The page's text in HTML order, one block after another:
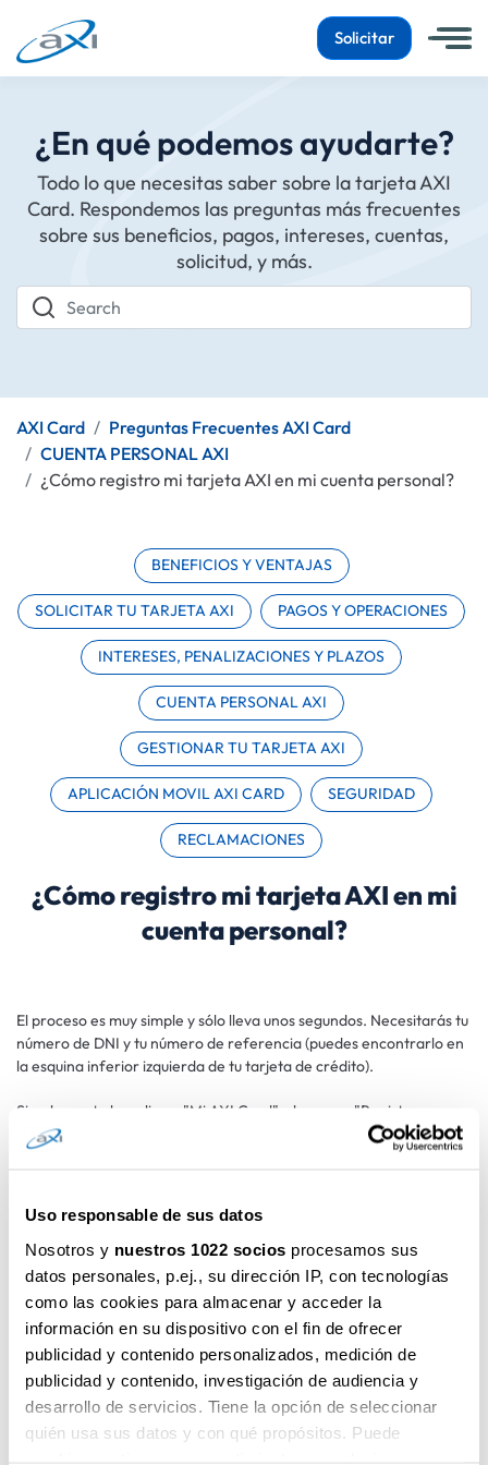
Uso responsable de sus datos
Nosotros y nuestros 1022 socios procesamos sus
datos personales, p.ej., su dirección IP, con tecnologías
como las cookies para almacenar y acceder la
información en su dispositivo con el fin de ofrecer
publicidad y contenido personalizados, medición de
publicidad y contenido, investigación de audiencia y
desarrollo de servicios. Tiene la opción de seleccionar
quién usa sus datos y con qué propósitos. Puede
Solicitar
¿En qué podemos ayudarte?
Todo lo que necesitas saber sobre la tarjeta AXI
Card. Respondemos las preguntas más frecuentes
sobre sus beneficios, pagos, intereses, cuentas,
solicitud, y más.
AXI Card
Preguntas Frecuentes AXI Card
CUENTA PERSONAL AXI
¿Cómo registro mi tarjeta AXI en mi cuenta personal?
BENEFICIOS Y VENTAJAS
SOLICITAR TU TARJETA AXI PAGOS Y OPERACIONES
INTERESES, PENALIZACIONES Y PLAZOS
CUENTA PERSONAL AXI
GESTIONAR TU TARJETA AXI
APLICACIÓN MOVIL AXI CARD SEGURIDAD
RECLAMACIONES
¿Cómo registro mi tarjeta AXI en mi
cuenta personal?
El proceso es muy simple y sólo lleva unos segundos. Necesitarás tu
número de DNI y tu número de referencia (puedes encontrarlo en
la esquina inferior izquierda de tu tarjeta de crédito).
Simplemente haz clic en "Mi AXI Card" y luego en "Registrar
Tarjeta" en tu cuenta personal AXI. Luego, simplemente introduce
tu número de DNI y el número de referencia del contrato.
poner en la página para confirmar la operación.
A partir de este momento podrás gestionar tu tarjeta AXI de
manera fácil y conveniente desde cualquier parte del mundo.
Tendrás acceso a todas las transacciones realizadas con tu AXI
Card, así como a la gestión de opciones y servicios. Puedes
bloquear los tipos de transacciones permitidos en para tu tarjeta
de crédito, activar o desactivar el servicio gratuito de notificación
por SMS o verificar tanto el límite de crédito total, como la parte